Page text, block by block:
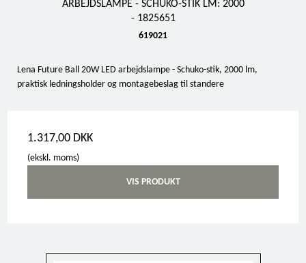
ARBEJDSLAMPE - SCHUKO-STIK LM: 2000
- 1825651
619021
Lena Future Ball 20W LED arbejdslampe - Schuko-stik, 2000 lm,
praktisk ledningsholder og montagebeslag til standere
1.317,00 DKK
(ekskl. moms)
VIS PRODUKT